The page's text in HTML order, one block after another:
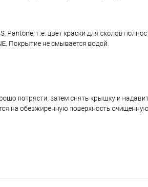
т.е. цвет краски для сколов
Покрытие не смывается водой.
потрясти, затем снять крышку и
на обезжиренную поверхность